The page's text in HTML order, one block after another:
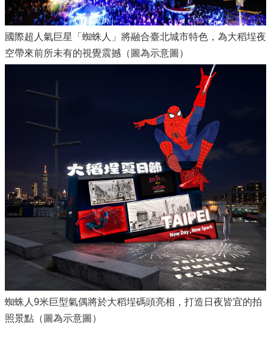
國際超人氣巨星「蜘蛛人」將融合臺北城市特色，為大稻埕夜
空帶來前所未有的視覺震撼（圖為示意圖）
蜘蛛人9米巨型氣偶將於大稻埕碼頭亮相，打造日夜皆宜的拍
照景點（圖為示意圖）